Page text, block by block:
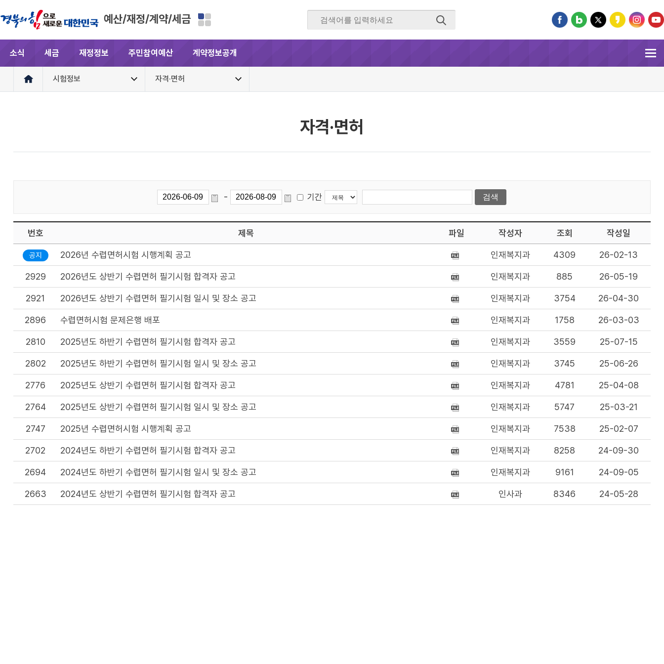
예산/재정/계약/세금
소식 세금 재정정보 주민참여예산 계약정보공개
시험정보 자격·면허
자격·면허
- 기간
번호 제목 파일 작성자 조회 작성일
공지 2026년 수렵면허시험 시행계획 공고 인재복지과 4309 26-02-13
2929 2026년도 상반기 수렵면허 필기시험 합격자 공고 인재복지과 885 26-05-19
2921 2026년도 상반기 수렵면허 필기시험 일시 및 장소 공고 인재복지과 3754 26-04-30
2896 수렵면허시험 문제은행 배포 인재복지과 1758 26-03-03
2810 2025년도 하반기 수렵면허 필기시험 합격자 공고 인재복지과 3559 25-07-15
2802 2025년도 하반기 수렵면허 필기시험 일시 및 장소 공고 인재복지과 3745 25-06-26
2776 2025년도 상반기 수렵면허 필기시험 합격자 공고 인재복지과 4781 25-04-08
2764 2025년도 상반기 수렵면허 필기시험 일시 및 장소 공고 인재복지과 5747 25-03-21
2747 2025년 수렵면허시험 시행계획 공고 인재복지과 7538 25-02-07
2702 2024년도 하반기 수렵면허 필기시험 합격자 공고 인재복지과 8258 24-09-30
2694 2024년도 하반기 수렵면허 필기시험 일시 및 장소 공고 인재복지과 9161 24-09-05
2663 2024년도 상반기 수렵면허 필기시험 합격자 공고 인사과 8346 24-05-28